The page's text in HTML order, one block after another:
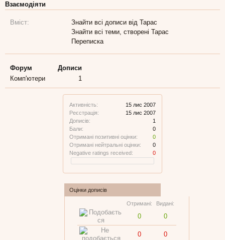
Активність:
15 лис 2007
Реєстрація:
15 лис 2007
Дописів:
1
Бали:
0
Отримані позитивні оцінки:
0
Отримані нейтральні оцінки:
0
Negative ratings received:
0
Оцінки дописів
Отримані: Видані:
0 0
0 0
Взаємодіяти
Вміст:
Знайти всі дописи від Тарас
Знайти всі теми, створені Тарас
Переписка
Форум
Дописи
Комп'ютери
1